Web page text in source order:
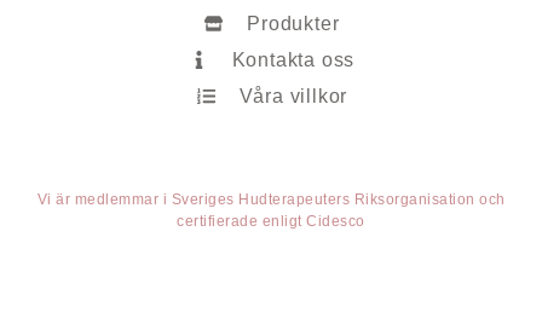
Produkter
Kontakta oss
Våra villkor
Vi är medlemmar i Sveriges Hudterapeuters Riksorganisation och
certifierade enligt Cidesco